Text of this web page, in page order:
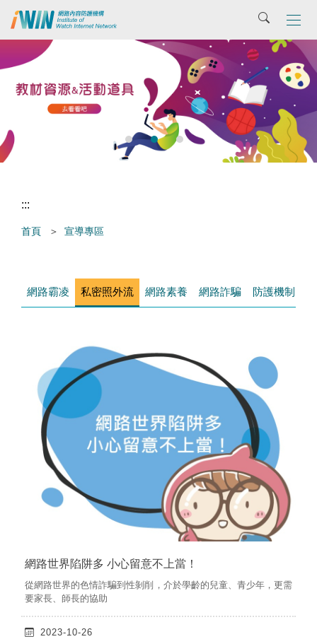
主
要
容
區
搜尋
:::
首頁 宣導專區
網路霸凌 私密照外流 網路素養 網路詐騙 防護機制
網路世界陷阱多 小心留意不上當！
從網路世界的色情詐騙到性剝削，介於學齡的兒童、青少年，更需
要家長、師長的協助
2023-10-26